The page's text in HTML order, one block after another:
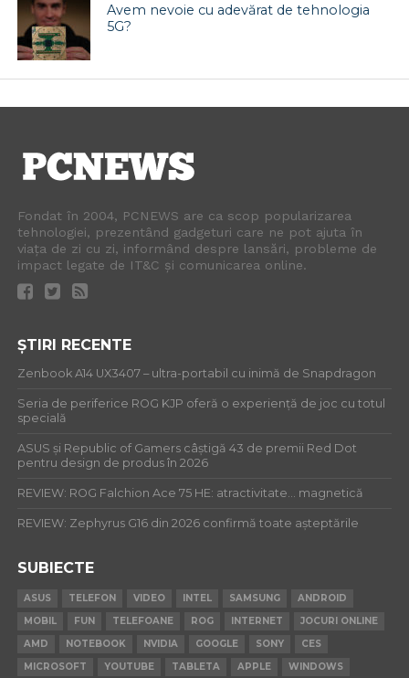
Avem nevoie cu adevărat de tehnologia
5G?
Fondat în 2004, PCNEWS are ca scop popularizarea
tehnologiei, prezentând gadgeturi care ne pot ajuta în
viața de zi cu zi, informând despre lansări, probleme de
impact legate de IT&C și comunicarea online.
ȘTIRI RECENTE
Zenbook A14 UX3407 – ultra-portabil cu inimă de Snapdragon
Seria de periferice ROG KJP oferă o experiență de joc cu totul
specială
ASUS și Republic of Gamers câștigă 43 de premii Red Dot
pentru design de produs în 2026
REVIEW: ROG Falchion Ace 75 HE: atractivitate… magnetică
REVIEW: Zephyrus G16 din 2026 confirmă toate așteptările
SUBIECTE
ASUS TELEFON VIDEO INTEL SAMSUNG
ANDROID
MOBIL
FUN TELEFOANE ROG INTERNET
JOCURI ONLINE
AMD
NOTEBOOK NVIDIA GOOGLE SONY
CES
MICROSOFT
YOUTUBE TABLETA APPLE WINDOWS